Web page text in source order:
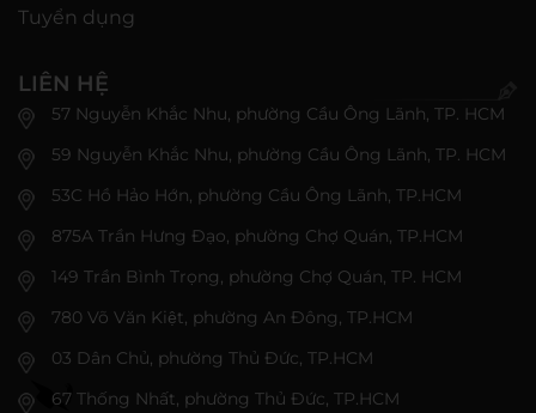
Tuyển dụng
LIÊN HỆ
57 Nguyễn Khắc Nhu, phường Cầu Ông Lãnh, TP. HCM
59 Nguyễn Khắc Nhu, phường Cầu Ông Lãnh, TP. HCM
53C Hồ Hảo Hớn, phường Cầu Ông Lãnh, TP.HCM
875A Trần Hưng Đạo, phường Chợ Quán, TP.HCM
149 Trần Bình Trọng, phường Chợ Quán, TP. HCM
780 Võ Văn Kiệt, phường An Đông, TP.HCM
03 Dân Chủ, phường Thủ Đức, TP.HCM
67 Thống Nhất, phường Thủ Đức, TP.HCM